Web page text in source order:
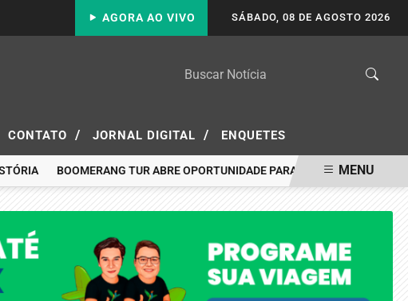
SÁBADO, 08 DE AGOSTO 2026
AGORA AO VIVO
CONTATO / JORNAL DIGITAL / ENQUETES
BOOMERANG TUR ABRE OPORTUNIDADE PARA VIAJAR A PORTO SEGURO
MENU